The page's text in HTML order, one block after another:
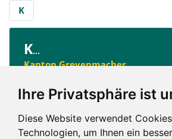
Ihre Privatsphäre ist
Diese Website verwendet
Technologien, um Ihnen ein
K
K...
Kanton Grevenmacher